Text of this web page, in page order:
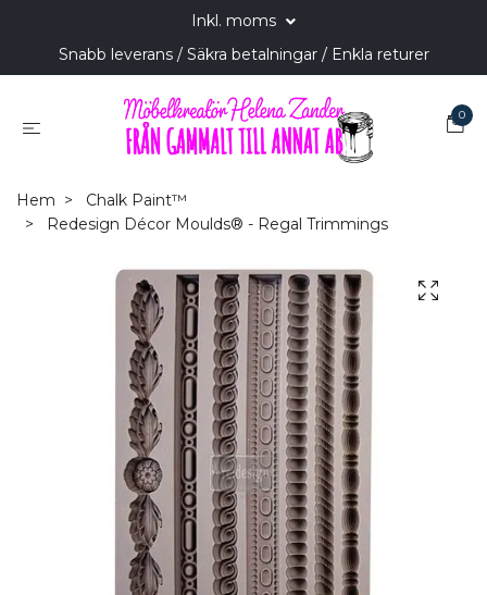
Inkl. moms
Snabb leverans / Säkra betalningar / Enkla returer
0
Hem
Chalk Paint™
Redesign Décor Moulds® - Regal Trimmings